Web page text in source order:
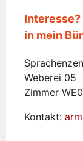
Interesse?
in mein
Weberei 05
Zimmer
Kontakt: